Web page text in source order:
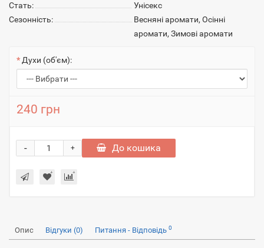
Стать:
Унісекс
Сезонність:
Весняні аромати, Осінні
аромати, Зимові аромати
Духи (об'єм):
240 грн
+
- До кошика
Опис Відгуки (0) Питання - Відповідь 0